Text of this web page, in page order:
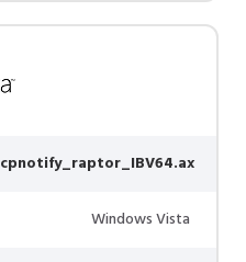
cpnotify_raptor_IBV64.ax
Windows Vista